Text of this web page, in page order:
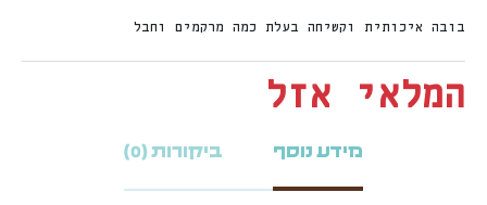
בובה איכותית וקשיחה בעלת כמה מרקמים וחבל
המלאי אזל
מידע נוסף ביקורות (0)